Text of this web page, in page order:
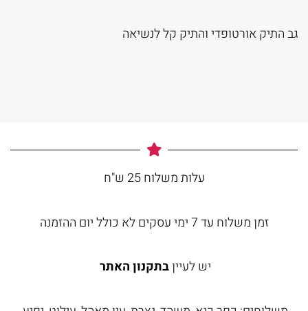
גב התיק אורטופדי והתיק קל לנשיאה
עלות משלוח 25 ש"ח
זמן משלוח עד 7 ימי עסקים לא כולל יום ההזמנה
יש לעייןבתקנון האתר